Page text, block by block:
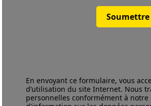
Soumettre
En envoyant ce formulaire, vous
d’utilisation du site Internet. Nous
personnelles conformément à notre